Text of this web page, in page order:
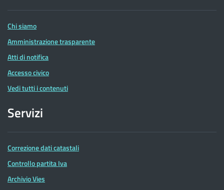
Entrate
Chi siamo
Amministrazione trasparente
Atti di notifica
Accesso civico
Vedi tutti i contenuti
Servizi
Correzione dati catastali
Controllo partita Iva
Archivio Vies